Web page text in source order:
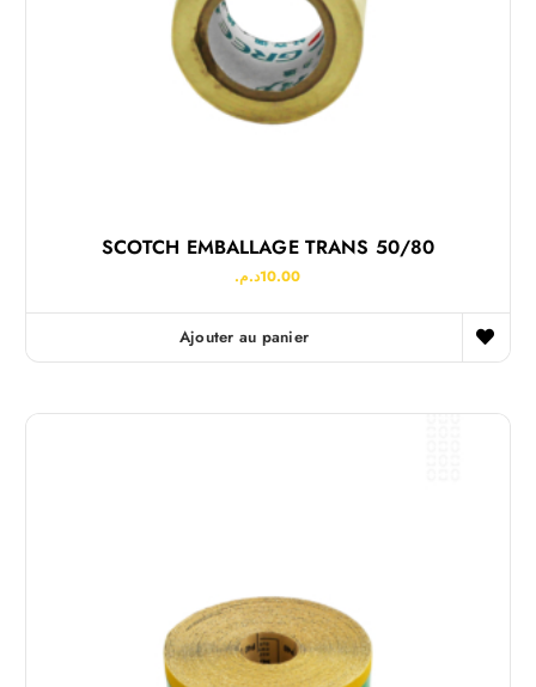
SCOTCH EMBALLAGE TRANS 50/80
10.00د.م.
Ajouter au panier